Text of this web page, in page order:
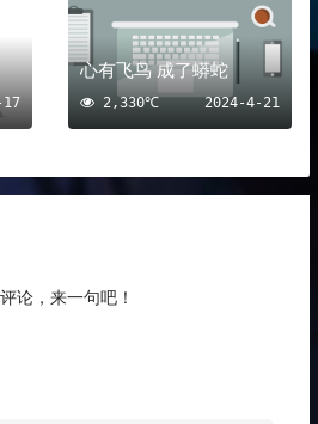
心有飞鸟 成了蟒蛇
2024-4-21
2,330℃
论，来一句吧！